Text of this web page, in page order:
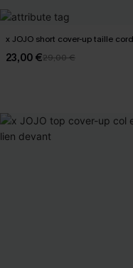
x JOJO short cover-up taille
23,00 €29,00 €